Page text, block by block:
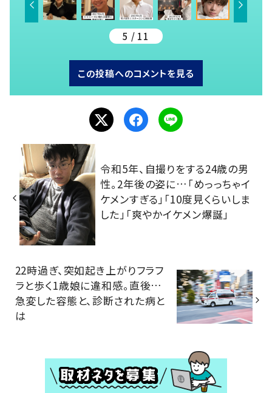
5 / 11
この投稿へのコメントを見る
令和5年、自撮りをする24歳の男
性。2年後の姿に…「めっっちゃイ
ケメンすぎる」「10度見くらいしま
した」「爽やかイケメン爆誕」
22時過ぎ、突如起き上がりフラフ
ラと歩く1歳娘に違和感。直後…
急変した容態と、診断された病と
は